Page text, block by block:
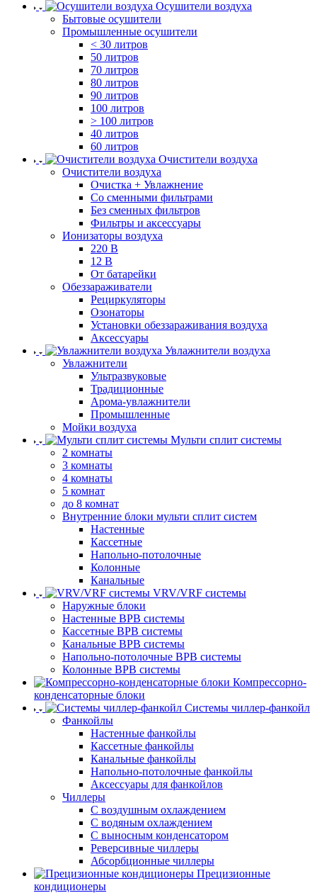
Осушители воздуха
Бытовые осушители
Промышленные осушители
< 30 литров
50 литров
70 литров
80 литров
90 литров
100 литров
> 100 литров
40 литров
60 литров
Очистители воздуха
Очистители воздуха
Очистка + Увлажнение
Cо сменными фильтрами
Без сменных фильтров
Фильтры и аксессуары
Ионизаторы воздуха
220 В
12 В
От батарейки
Обеззараживатели
Рециркуляторы
Озонаторы
Установки обеззараживания воздуха
Аксессуары
Увлажнители воздуха
Увлажнители
Ультразвуковые
Традиционные
Арома-увлажнители
Промышленные
Мойки воздуха
Мульти сплит системы
2 комнаты
3 комнаты
4 комнаты
5 комнат
до 8 комнат
Внутренние блоки мульти сплит систем
Настенные
Кассетные
Напольно-потолочные
Колонные
Канальные
VRV/VRF системы
Наружные блоки
Настенные ВРВ системы
Кассетные ВРВ системы
Канальные ВРВ системы
Напольно-потолочные ВРВ системы
Колонные ВРВ системы
Компрессорно-
конденсаторные блоки
Системы чиллер-фанкойл
Фанкойлы
Настенные фанкойлы
Кассетные фанкойлы
Канальные фанкойлы
Напольно-потолочные фанкойлы
Аксессуары для фанкойлов
Чиллеры
С воздушным охлаждением
С водяным охлаждением
С выносным конденсатором
Реверсивные чиллеры
Абсорбционные чиллеры
Прецизионные
кондиционеры